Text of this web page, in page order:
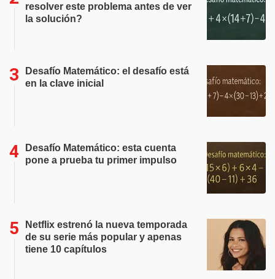
resolver este problema antes de ver
la solución?
Desafío Matemático: el desafío está
en la clave inicial
Desafío Matemático: esta cuenta
pone a prueba tu primer impulso
Netflix estrenó la nueva temporada
de su serie más popular y apenas
tiene 10 capítulos